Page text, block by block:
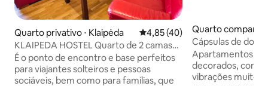
Quarto privativo ⋅ Klaipėda 4,85 de uma avaliação média
4,85 (40)
KLAIPEDA HOSTEL Quarto de 2 camas
(duplo)
É o ponto de encontro e base perfeitos
para viajantes solteiros e pessoas
sociáveis, bem como para famílias, que
Quarto
ėda
Cápsulas de
compartilhado
Apartamentos
decorados, com
vibrações muito